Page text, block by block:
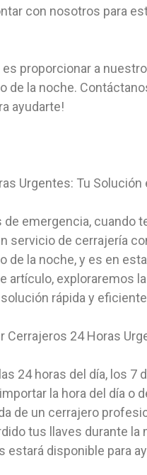
con nosotros para
proporcionar a
de la noche.
ayudarte!
Urgentes: Tu
emergencia, cuando
servicio de cerrajería
de la noche, y es en
artículo, exploraremos
rápida y
Cerrajeros 24 Horas
24 horas del día, los
la hora del día o
de un cerrajero
tus llaves durante
estará disponible para